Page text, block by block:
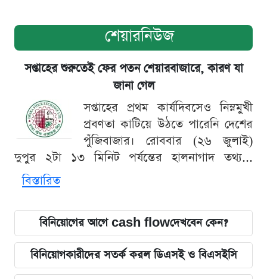
শেয়ারনিউজ
সপ্তাহের শুরুতেই ফের পতন শেয়ারবাজারে, কারণ যা
জানা গেল
সপ্তাহের প্রথম কার্যদিবসেও নিম্নমুখী
প্রবণতা কাটিয়ে উঠতে পারেনি দেশের
পুঁজিবাজার। রোববার (২৬ জুলাই)
দুপুর ২টা ১৩ মিনিট পর্যন্তের হালনাগাদ তথ্য...
বিস্তারিত
বিনিয়োগের আগে cash flowদেখবেন কেন?
বিনিয়োগকারীদের সতর্ক করল ডিএসই ও বিএসইসি